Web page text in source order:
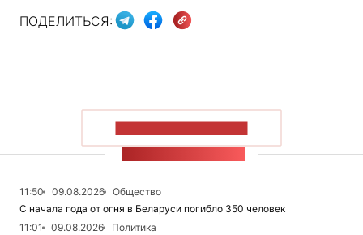
ПОДЕЛИТЬСЯ:
11:50 09.08.2026
Общество
С начала года от огня в Беларуси погибло 350 человек
11:01
09.08.2026
Политика